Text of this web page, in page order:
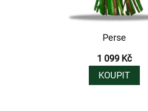
Perse
1 099 Kč
KOUPIT